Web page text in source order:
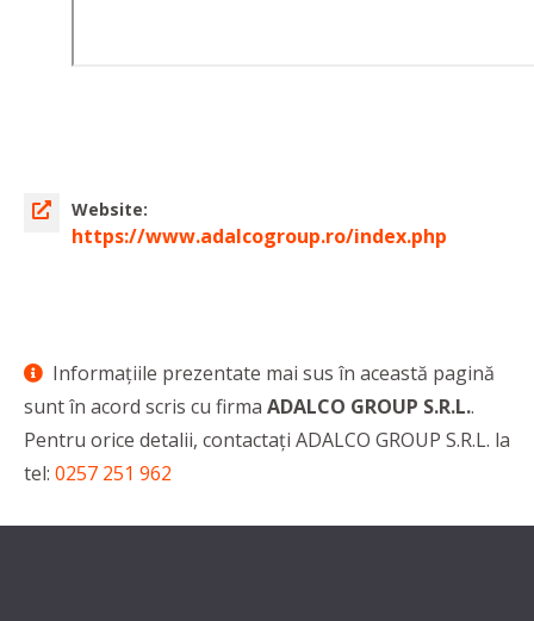
Website:
https://www.adalcogroup.ro/index.php
Informaţiile prezentate mai sus în această pagină
sunt în acord scris cu firma ADALCO GROUP S.R.L..
Pentru orice detalii, contactaţi ADALCO GROUP S.R.L. la
tel: 0257 251 962